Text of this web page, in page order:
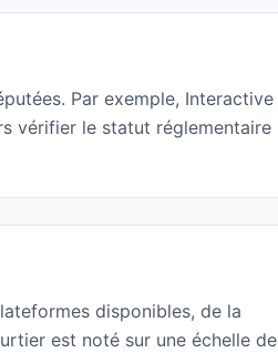
Par exemple, Interactive
vérifier le statut réglementaire
disponibles, de la
est noté sur une échelle de